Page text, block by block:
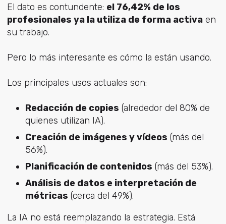
El dato es contundente: el 76,42% de los
profesionales ya la utiliza de forma activaen
su trabajo.
Pero lo más interesante es cómo la están usando.
Los principales usos actuales son:
Redacción de copies (alrededor del 80% de
quienes utilizan IA).
Creación de imágenes y vídeos (más del
56%).
Planificación de contenidos (más del 53%).
Análisis de datos e interpretación de
métricas (cerca del 49%).
La IA no está reemplazando la estrategia. Está